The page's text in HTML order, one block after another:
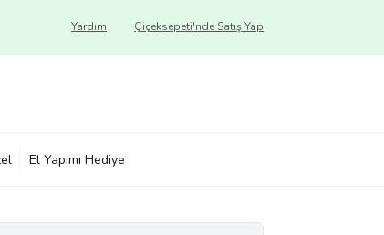
Çiçeksepeti'nde Satış Yap
Yardım
El Yapımı Hediye